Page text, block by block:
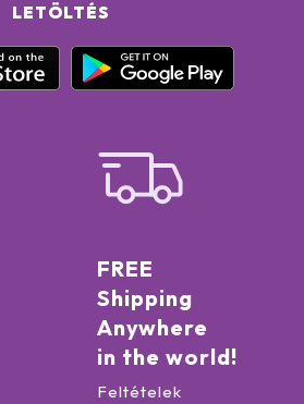
LETÖLTÉS
FREE
Shipping
Anywhere
in the world!
Feltételek